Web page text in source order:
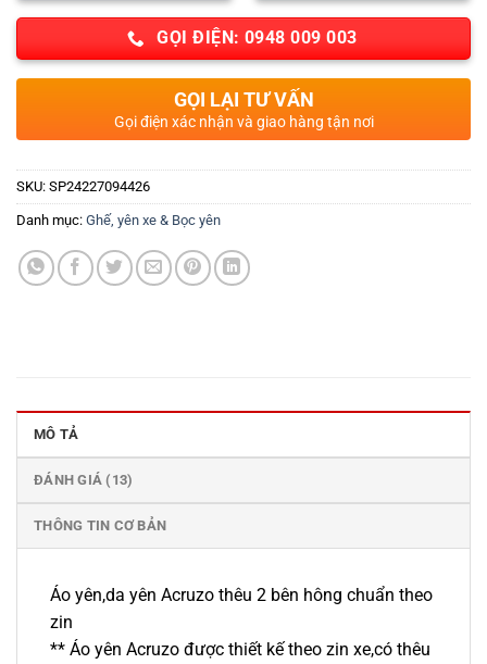
GỌI ĐIỆN: 0948 009 003
GỌI LẠI TƯ VẤN
Gọi điện xác nhận và giao hàng tận nơi
SKU: SP24227094426
Danh mục: Ghế, yên xe & Bọc yên
MÔ TẢ
ĐÁNH GIÁ (13)
THÔNG TIN CƠ BẢN
Áo yên,da yên Acruzo thêu 2 bên hông chuẩn theo
zin
** Áo yên Acruzo được thiết kế theo zin xe,có thêu